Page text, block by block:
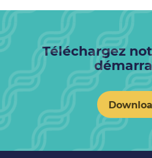
Téléchargez